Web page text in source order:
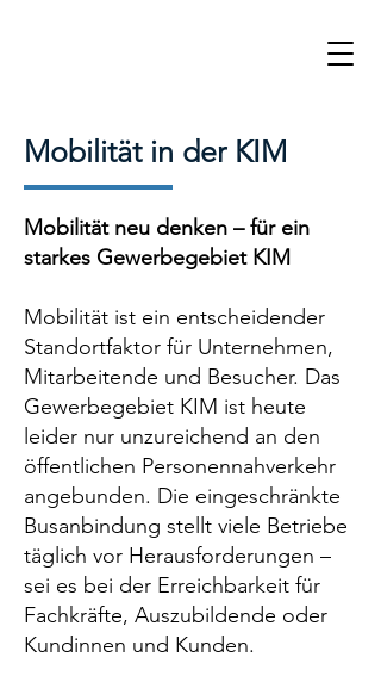
Mobilität in der KIM
Mobilität neu denken – für ein
starkes Gewerbegebiet KIM
Mobilität ist ein entscheidender
Standortfaktor für Unternehmen,
Mitarbeitende und Besucher. Das
Gewerbegebiet KIM ist heute
leider nur unzureichend an den
öffentlichen Personennahverkehr
angebunden. Die eingeschränkte
Busanbindung stellt viele Betriebe
täglich vor Herausforderungen –
sei es bei der Erreichbarkeit für
Fachkräfte, Auszubildende oder
Kundinnen und Kunden.